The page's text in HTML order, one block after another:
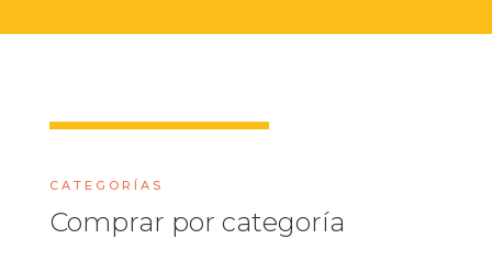
CATEGORÍAS
Comprar por categoría